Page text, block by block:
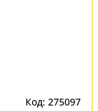
Код: 275097